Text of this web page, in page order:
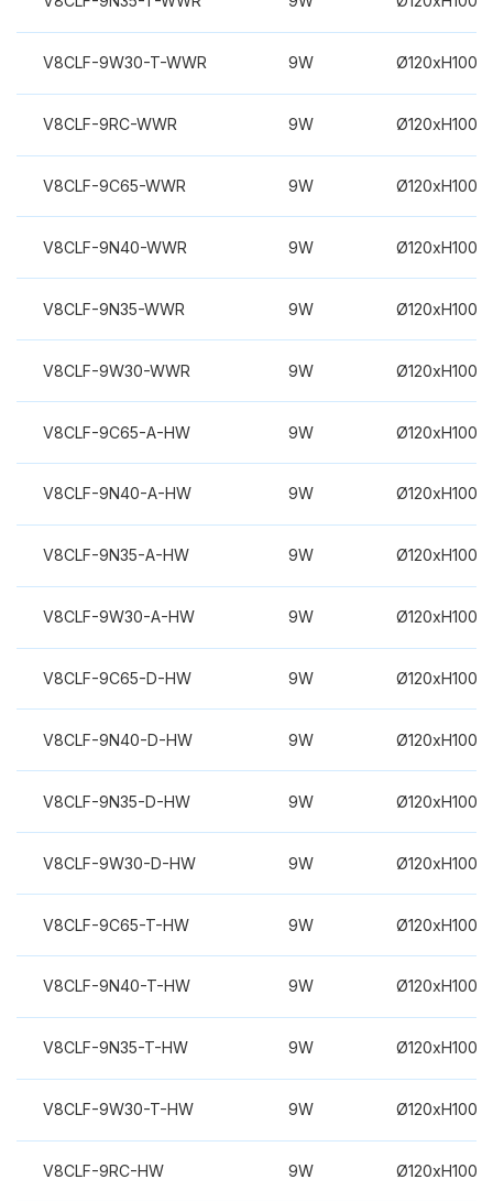
V8CLF-9W30-T-WWR 9W
V8CLF-9RC-WWR 9W
V8CLF-9C65-WWR 9W
V8CLF-9N40-WWR 9W
V8CLF-9N35-WWR 9W
V8CLF-9W30-WWR 9W
V8CLF-9C65-A-HW 9W
V8CLF-9N40-A-HW 9W
V8CLF-9N35-A-HW 9W
V8CLF-9W30-A-HW 9W
V8CLF-9C65-D-HW 9W
V8CLF-9N40-D-HW 9W
V8CLF-9N35-D-HW 9W
V8CLF-9W30-D-HW 9W
V8CLF-9C65-T-HW 9W
V8CLF-9N40-T-HW 9W
V8CLF-9N35-T-HW 9W
V8CLF-9W30-T-HW 9W
V8CLF-9RC-HW 9W